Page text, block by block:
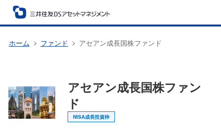
ホーム ファンド アセアン成長国株ファンド
アセアン成長国株ファン
ド
NISA成長投資枠